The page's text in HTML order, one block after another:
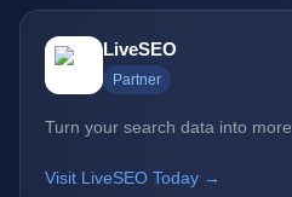
LiveSEO
Partner
Turn your search data into
Visit LiveSEO Today →